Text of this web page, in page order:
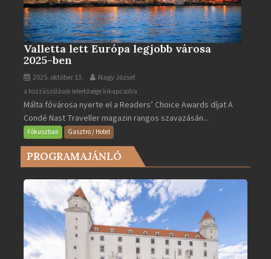
Valletta lett Európa legjobb városa
2025-ben
2025. október 13. Nagy József
Valletta
lett
Európa
legjobb
városa
2025-
bejegyzéshez
a hozzászólások lehetősége kikapcsolva
Málta fővárosa nyerte el a Readers’ Choice Awards díjat A
Condé Nast Traveller magazin rangos szavazásán...
Fókuszban Gasztro / Hotel
PROGRAMAJÁNLÓ